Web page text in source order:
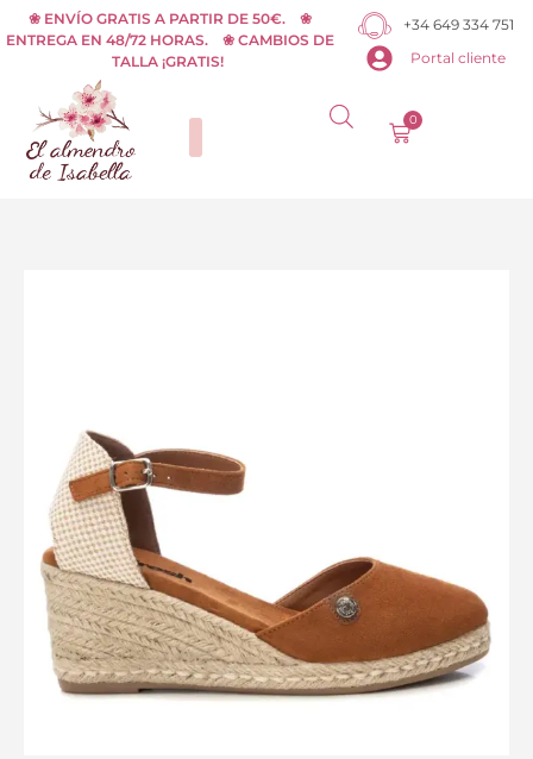
al
contenido
❀ ENVÍO GRATIS A PARTIR DE 50€. ❀
ENTREGA EN 48/72 HORAS. ❀ CAMBIOS DE
TALLA ¡GRATIS!
+34 649 334 751
Portal cliente
0
Carrito